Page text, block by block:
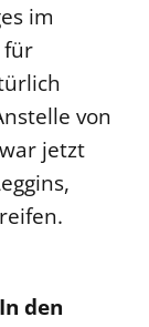
im
für
von
jetzt
In den